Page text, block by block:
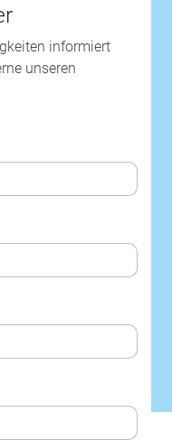
informiert
unseren